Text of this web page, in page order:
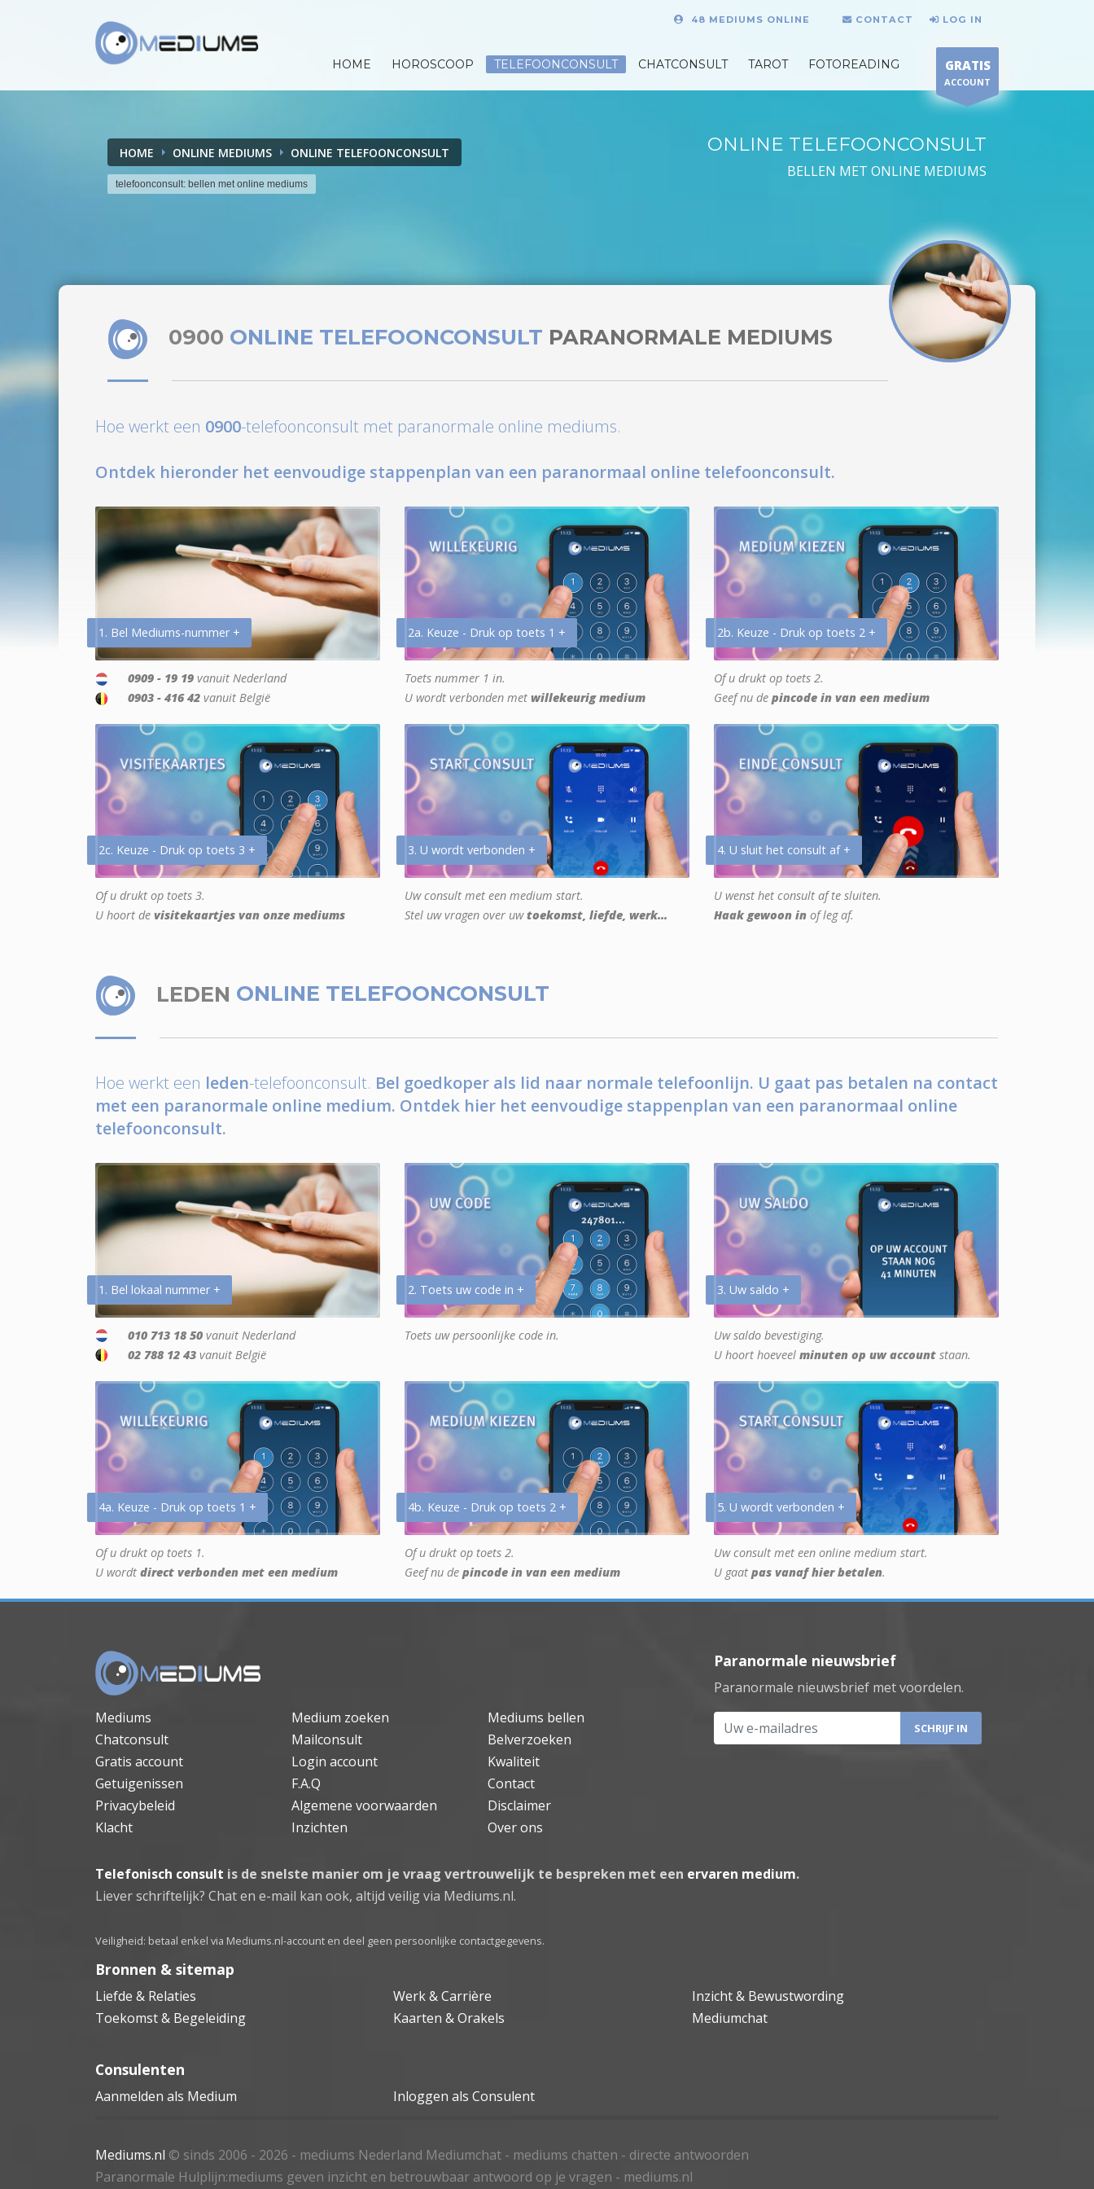
48 MEDIUMS ONLINE CONTACT LOG IN
HOME HOROSCOOP TELEFOONCONSULT CHATCONSULT TAROT FOTOREADING GRATIS
ACCOUNT
HOME ONLINE MEDIUMS ONLINE TELEFOONCONSULT
telefoonconsult: bellen met online mediums
ONLINE TELEFOONCONSULT
BELLEN MET ONLINE MEDIUMS
0900 ONLINE TELEFOONCONSULT PARANORMALE MEDIUMS
Hoe werkt een 0900-telefoonconsult met paranormale online mediums.
Ontdek hieronder het eenvoudige stappenplan van een paranormaal online telefoonconsult.
1. Bel Mediums-nummer +
0909 - 19 19 vanuit Nederland
0903 - 416 42 vanuit België
2a. Keuze - Druk op toets 1 +
Toets nummer 1 in.
U wordt verbonden met willekeurig medium
2b. Keuze - Druk op toets 2 +
Of u drukt op toets 2.
Geef nu de pincode in van een medium
2c. Keuze - Druk op toets 3 +
Of u drukt op toets 3.
U hoort de visitekaartjes van onze mediums
3. U wordt verbonden +
Uw consult met een medium start.
Stel uw vragen over uwtoekomst, liefde, werk...
4. U sluit het consult af +
U wenst het consult af te sluiten.
Haak gewoon in of leg af.
LEDEN ONLINE TELEFOONCONSULT
Hoe werkt een leden-telefoonconsult. Bel goedkoper als lid naar normale telefoonlijn. U gaat pas betalen na contact
met een paranormale online medium. Ontdek hier het eenvoudige stappenplan van een paranormaal online
telefoonconsult.
1. Bel lokaal nummer +
010 713 18 50 vanuit Nederland
02 788 12 43 vanuit België
2. Toets uw code in +
Toets uw persoonlijke code in.
3. Uw saldo +
Uw saldo bevestiging.
U hoort hoeveel minuten op uw account staan.
4a. Keuze - Druk op toets 1 +
Of u drukt op toets 1.
U wordt direct verbonden met een medium
4b. Keuze - Druk op toets 2 +
Of u drukt op toets 2.
Geef nu de pincode in van een medium
5. U wordt verbonden +
Uw consult met een online medium start.
U gaat pas vanaf hier betalen.
Mediums Medium zoeken
Mediums bellen
Chatconsult
Mailconsult
Belverzoeken
Gratis account
Login account
Kwaliteit
Getuigenissen
F.A.Q
Contact
Privacybeleid
Algemene voorwaarden
Disclaimer
Klacht
Inzichten Over ons
Paranormale nieuwsbrief
Paranormale nieuwsbrief met voordelen.
Uw e-mailadres
Telefonisch consult is de snelste manier om je vraag vertrouwelijk te bespreken met een ervaren medium.
Liever schriftelijk? Chat en e-mail kan ook, altijd veilig via Mediums.nl.
Veiligheid: betaal enkel via Mediums.nl-account en deel geen persoonlijke contactgegevens.
Bronnen & sitemap
Liefde & Relaties Werk & Carrière
Inzicht & Bewustwording
Toekomst & Begeleiding
Kaarten & Orakels Mediumchat
Consulenten
Aanmelden als Medium Inloggen als Consulent
Mediums.nl © sinds 2006 - 2026 - mediums Nederland Mediumchat - mediums chatten - directe antwoorden
Paranormale Hulplijn:mediums geven inzicht en betrouwbaar antwoord op je vragen - mediums.nl